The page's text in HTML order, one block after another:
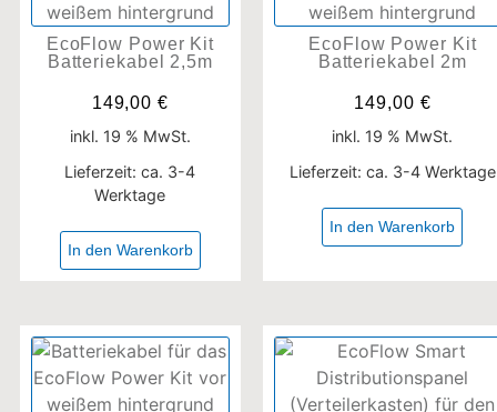
EcoFlow Power Kit
Batteriekabel 2,5m
149,00€
inkl. 19 % MwSt.
Lieferzeit:ca. 3-4
Werktage
In den Warenkorb
EcoFlow Power Kit
Batteriekabel 2m
149,00 €
inkl. 19 % MwSt.
Lieferzeit: ca. 3-4 Werktage
In den Warenkorb